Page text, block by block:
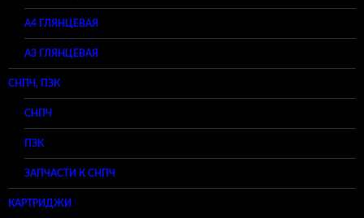
А4 ГЛЯНЦЕВАЯ
A3 ГЛЯНЦЕВАЯ
СНПЧ, ПЗК
СНПЧ
ПЗК
ЗАПЧАСТИ К СНПЧ
КАРТРИДЖИ